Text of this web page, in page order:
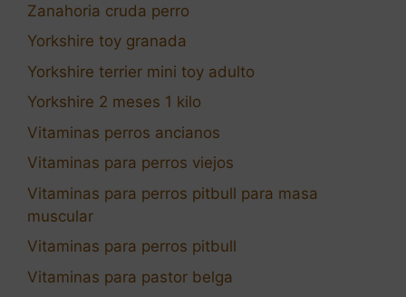
Zanahoria cruda perro
Yorkshire toy granada
Yorkshire terrier mini toy adulto
Yorkshire 2 meses 1 kilo
Vitaminas perros ancianos
Vitaminas para perros viejos
Vitaminas para perros pitbull para masa
muscular
Vitaminas para perros pitbull
Vitaminas para pastor belga